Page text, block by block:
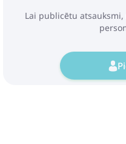
Lai publicētu